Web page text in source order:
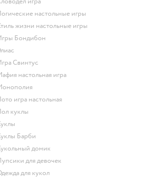
Логические настольные игры
Стиль жизни настольные игры
Игры Бондибон
Элиас
Игра Свинтус
Мафия настольная игра
Монополия
Лото игра настольная
Лол куклы
Куклы
Куклы Барби
Кукольный домик
Пупсики для девочек
Одежда для кукол